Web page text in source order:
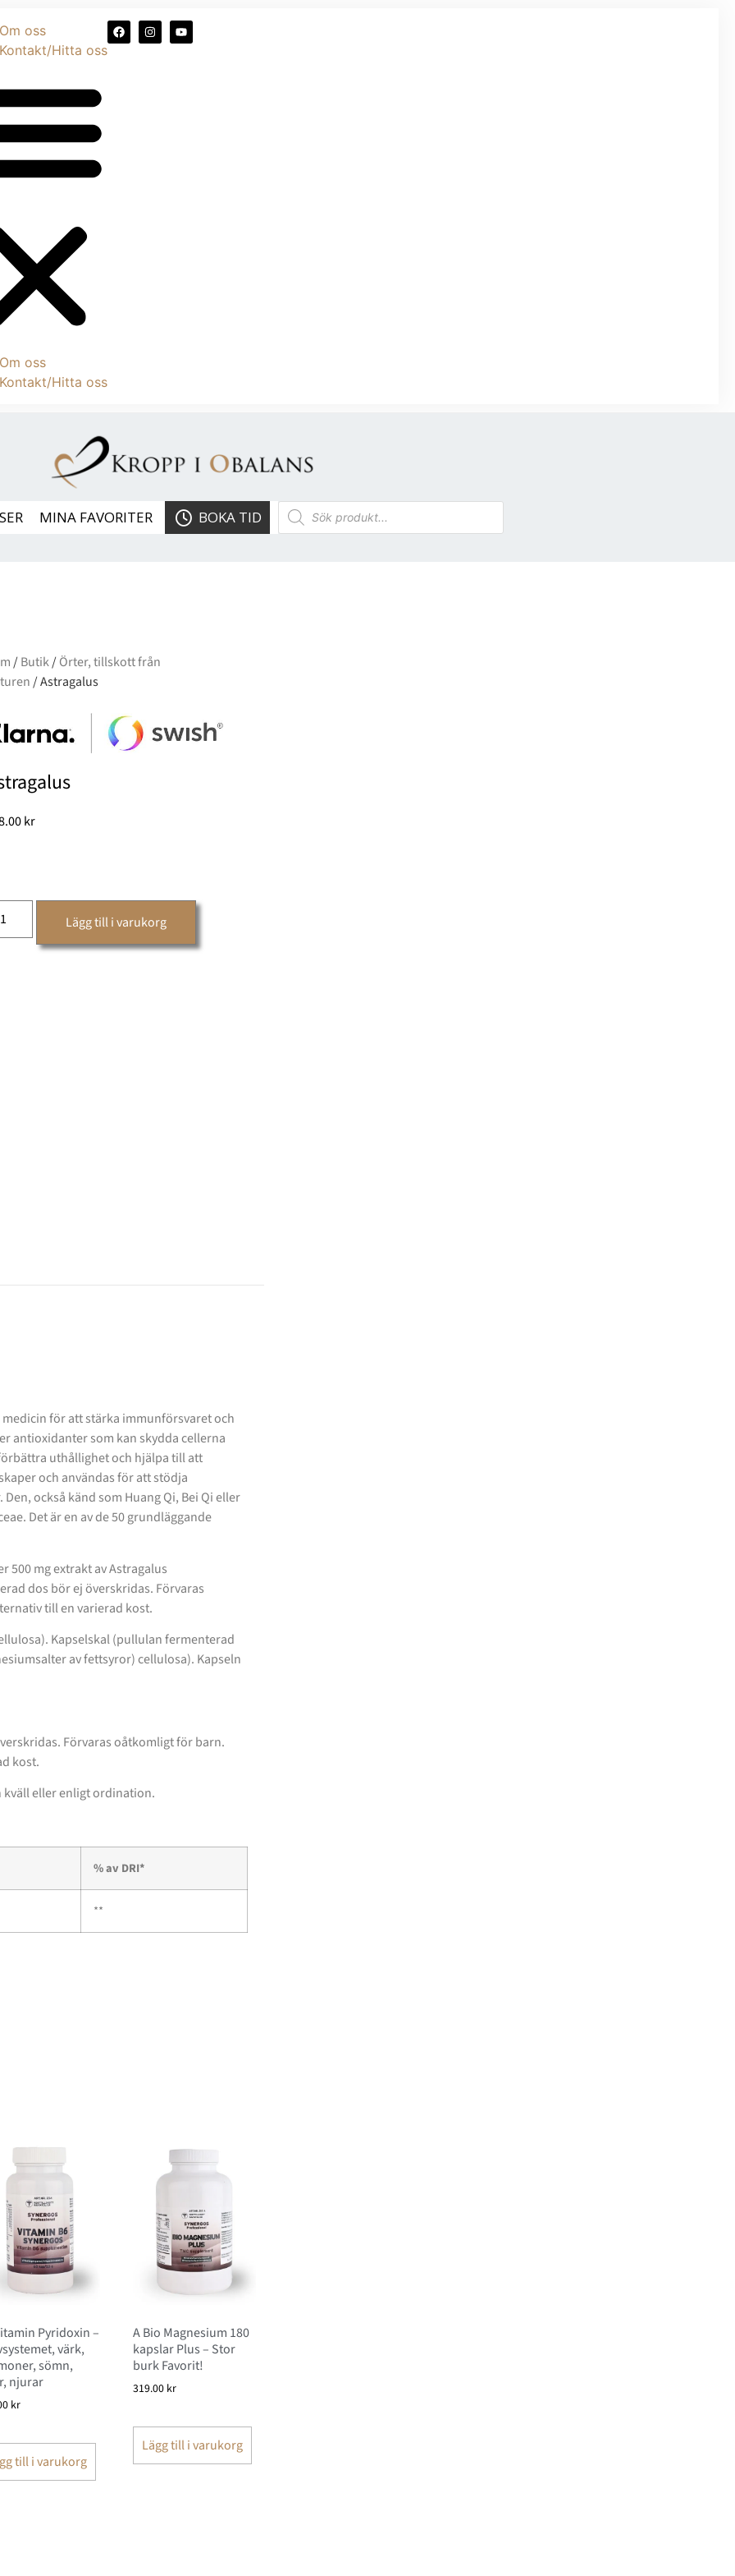
oss
Hitta oss
oss
Hitta oss
MINA FAVORITER BOKA TID
/Butik/Örter, tillskott från
/ Astragalus
kr
Lägg till i varukorg
för att stärka immunförsvaret och
antioxidanter som kan skydda cellerna
uthållighet och hjälpa till att
och användas för att stödja
Den, också känd som Huang Qi, Bei Qi eller
Det är en av de 50 grundläggande
500 mg extrakt av Astragalus
dos bör ej överskridas. Förvaras
till en varierad kost.
Kapselskal (pullulan fermenterad
av fettsyror) cellulosa). Kapseln
Förvaras oåtkomligt för barn.
kost.
kväll eller enligt ordination.
% av DRI*
**
Pyridoxin –
värk,
sömn,
njurar
kr
till i varukorg
A Bio Magnesium 180
kapslar Plus – Stor
burk Favorit!
319.00 kr
Lägg till i varukorg